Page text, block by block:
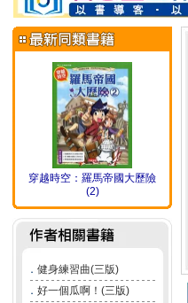
穿越時空：羅馬帝國大歷險
(2)
． 健身練習曲(三版)
． 好一個瓜啊！(三版)